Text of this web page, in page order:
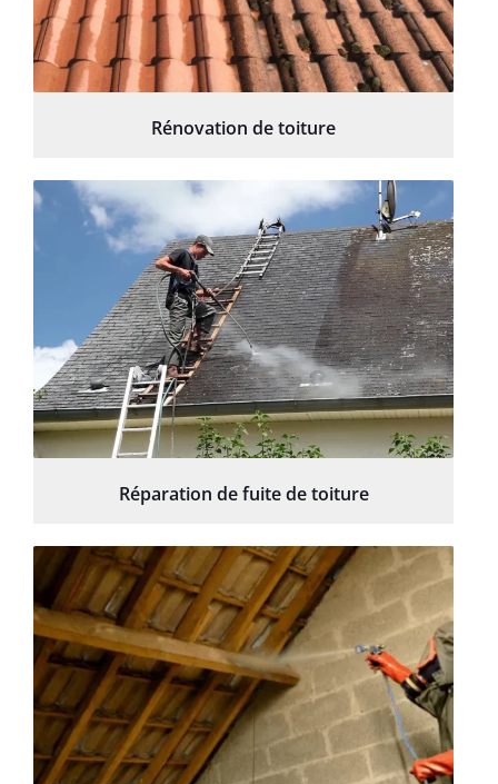
Rénovation de toiture
Réparation de fuite de toiture